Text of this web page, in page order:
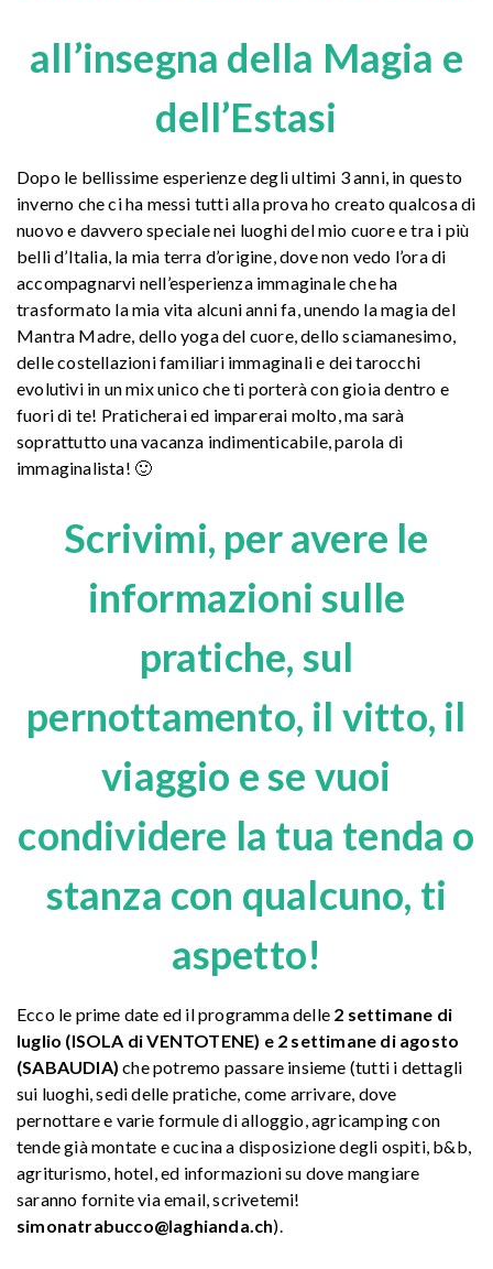
all’insegna della Magia e
dell’Estasi
Dopo le bellissime esperienze degli ultimi 3 anni, in questo
inverno che ci ha messi tutti alla prova ho creato qualcosa di
nuovo e davvero speciale nei luoghi del mio cuore e tra i più
belli d’Italia, la mia terra d’origine, dove non vedo l’ora di
accompagnarvi nell’esperienza immaginale che ha
trasformato la mia vita alcuni anni fa, unendo la magia del
Mantra Madre, dello yoga del cuore, dello sciamanesimo,
delle costellazioni familiari immaginali e dei tarocchi
evolutivi in un mix unico che ti porterà con gioia dentro e
fuori di te! Praticherai ed imparerai molto, ma sarà
soprattutto una vacanza indimenticabile, parola di
immaginalista! 🙂
Scrivimi, per avere le
informazioni sulle
pratiche, sul
pernottamento, il vitto, il
viaggio e se vuoi
condividere la tua tenda o
stanza con qualcuno, ti
aspetto!
Ecco le prime date ed il programma delle 2 settimane di
luglio (ISOLA di VENTOTENE) e 2 settimane di agosto
(SABAUDIA) che potremo passare insieme (tutti i dettagli
sui luoghi, sedi delle pratiche, come arrivare, dove
pernottare e varie formule di alloggio, agricamping con
tende già montate e cucina a disposizione degli ospiti, b&b,
agriturismo, hotel, ed informazioni su dove mangiare
saranno fornite via email, scrivetemi!
simonatrabucco@laghianda.ch).